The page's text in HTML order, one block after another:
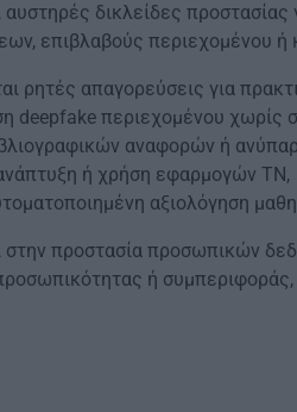
αυστηρές δικλείδες
επιβλαβούς περιεχομένου ή
ρητές απαγορεύσεις για
deepfake περιεχομένου χωρίς
αναφορών ή
ή χρήση εφαρμογών ΤΝ,
αξιολόγηση
στην προστασία προσωπικών
ή